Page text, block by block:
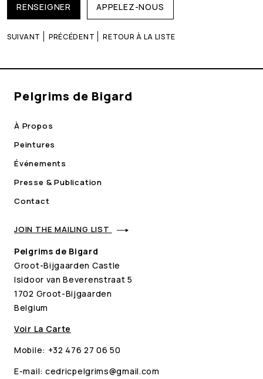
RENSEIGNER APPELEZ-NOUS
SUIVANT PRÉCÉDENT RETOUR À LA LISTE
Pelgrims de Bigard
À Propos
Peintures
Événements
Presse & Publication
Contact
JOIN THE MAILING LIST
Pelgrims de Bigard
Groot-Bijgaarden Castle
Isidoor van Beverenstraat 5
1702 Groot-Bijgaarden
Belgium
Voir La Carte
Mobile: +32 476 27 06 50
E-mail: cedricpelgrims@gmail.com